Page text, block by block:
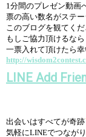
1分間のプレゼン動画
票の高い数名がステー
このブログを観てく
もしご協力頂けるなら
一票入れて頂けたら幸
http://
LINE Add
出会いはすべてが奇跡
気軽にLINEでつなが